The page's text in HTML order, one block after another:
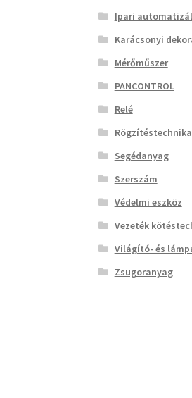
Ipari
Karácsonyi
Mérőműszer
PANCONTROL
Relé
Rögzítéstechnika
Segédanyag
Szerszám
Védelmi eszköz
Vezeték
Világító- és
Zsugoranyag